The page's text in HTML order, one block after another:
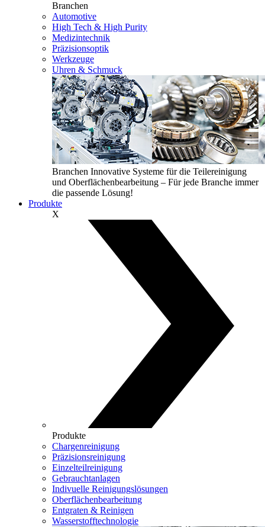
Branchen
Automotive
High Tech & High Purity
Medizintechnik
Präzisionsoptik
Werkzeuge
Uhren & Schmuck
Branchen Innovative Systeme für die Teilereinigung
und Oberflächenbearbeitung – Für jede Branche immer
die passende Lösung!
Produkte
X
Produkte
Chargenreinigung
Präzisionsreinigung
Einzelteilreinigung
Gebrauchtanlagen
Indivuelle Reinigungslösungen
Oberflächenbearbeitung
Entgraten & Reinigen
Wasserstofftechnologie